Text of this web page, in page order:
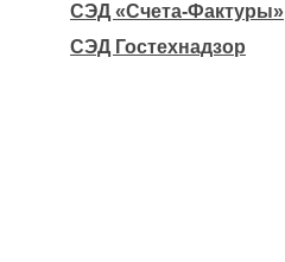
СЭД «Счета-Фактуры»
СЭД Гостехнадзор